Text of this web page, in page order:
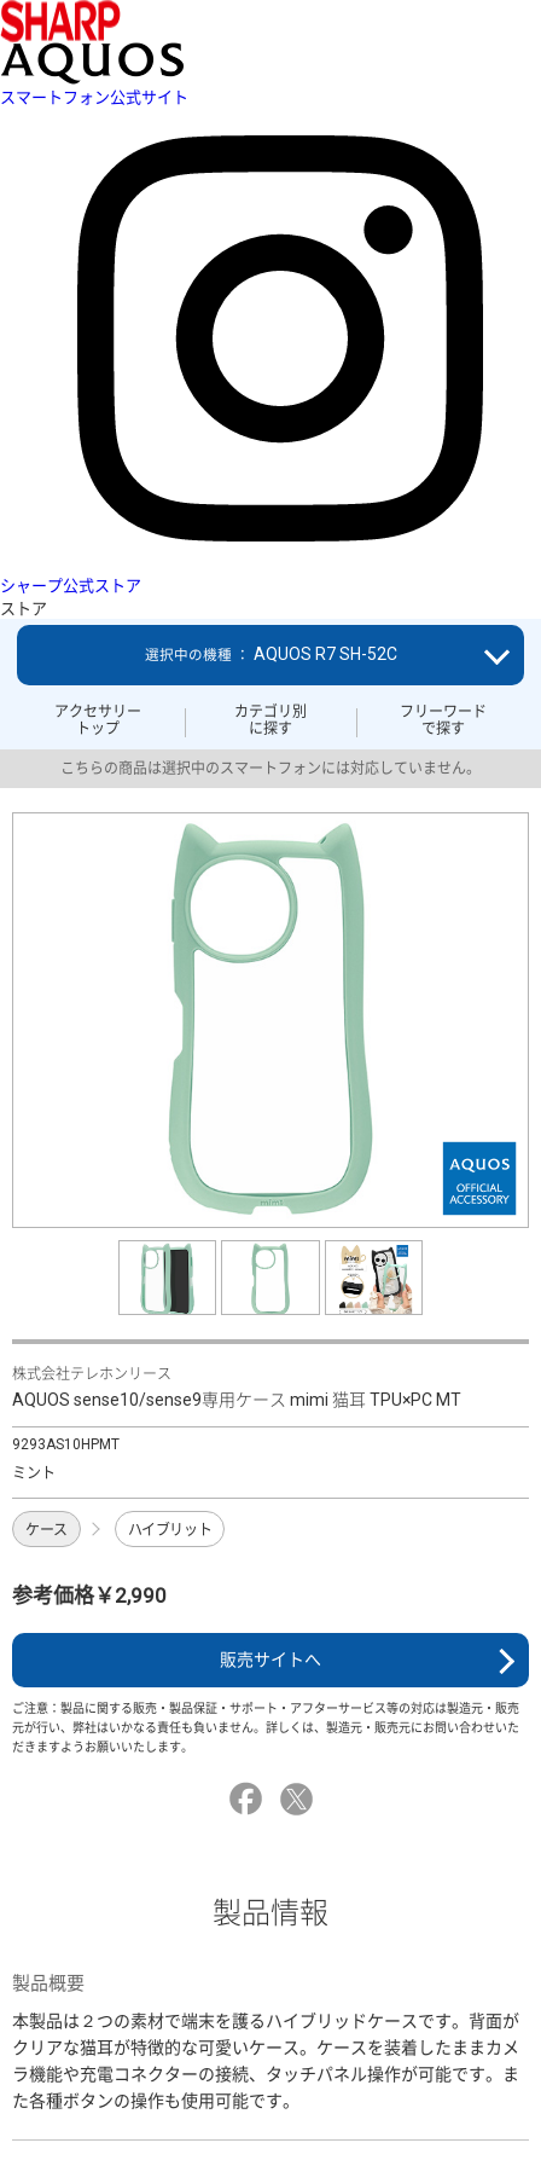
スマートフォン公式サイト
シャープ公式ストア
ストア
アクセサリー
トップ
カテゴリ別
に探す
フリーワード
で探す
選択中の機種 ： AQUOS R7 SH-52C
こちらの商品は選択中のスマートフォンには対応していません。
株式会社テレホンリース
AQUOS sense10/sense9専用ケース mimi 猫耳 TPU×PC MT
9293AS10HPMT
ミント
ケース ハイブリット
参考価格￥2,990
販売サイトへ
ご注意：製品に関する販売・製品保証・サポート・アフターサービス等の対応は製造元・販売
元が行い、弊社はいかなる責任も負いません。詳しくは、製造元・販売元にお問い合わせいた
だきますようお願いいたします。
製品情報
製品概要
本製品は２つの素材で端末を護るハイブリッドケースです。背面が
クリアな猫耳が特徴的な可愛いケース。ケースを装着したままカメ
ラ機能や充電コネクターの接続、タッチパネル操作が可能です。ま
た各種ボタンの操作も使用可能です。